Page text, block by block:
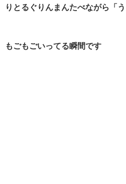
りとるぐりんまんたべながら「
もごもごいってる瞬間です